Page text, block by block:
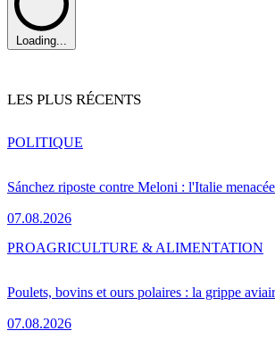
Loading...
LES PLUS RÉCENTS
Sánchez riposte contre Meloni : l'Italie
07.08.2026
POLITIQUE
Poulets, bovins et ours polaires : la grippe
07.08.2026
PROAGRICULTURE & ALIMENTATION